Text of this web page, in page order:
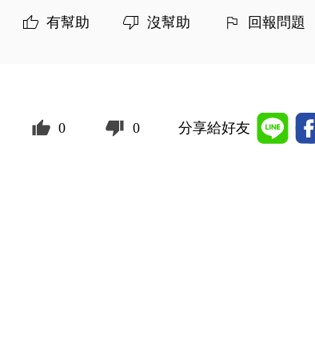
有幫助 沒幫助 回報問題
0 0 分享給好友